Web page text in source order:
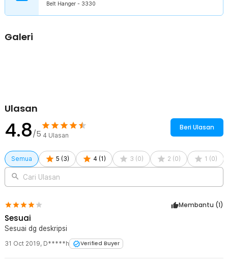
untuk penggunaan jangka panjang.
Rincian yang Anda dapatkan untuk pembelian produk ini:
Belt Hanger - 3330
Galeri
Ulasan
4.8/5 4 Ulasan
Beri Ulasan
Semua 5 (3) 4 (1 ) 3 (0) 2 (0) 1 (0)
Cari Ulasan
Membantu (1)
Sesuai
Sesuai dg deskripsi
31 Oct 2019, D*****h Verified Buyer